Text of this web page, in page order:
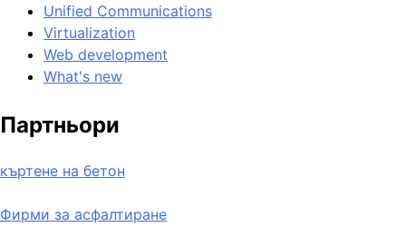
Unified Communications
Virtualization
Web development
What's new
Партньори
къртене на бетон
Фирми за асфалтиране